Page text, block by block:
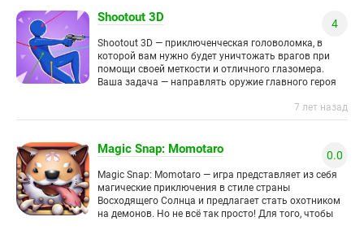
Shootout 3D 4
Shootout 3D — приключенческая головоломка, в
которой вам нужно будет уничтожать врагов при
помощи своей меткости и отличного глазомера.
Ваша задача — направлять оружие главного героя
7 лет назад
Magic Snap: Momotaro 0.0
Magic Snap: Momotaro — игра представляет из себя
магические приключения в стиле страны
Восходящего Солнца и предлагает стать охотником
на демонов. Но не всё так просто! Для того, чтобы